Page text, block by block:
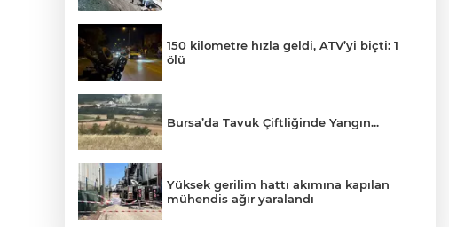
150 kilometre hızla geldi, ATV’yi biçti: 1
ölü
Bursa’da Tavuk Çiftliğinde Yangın...
Yüksek gerilim hattı akımına kapılan
mühendis ağır yaralandı